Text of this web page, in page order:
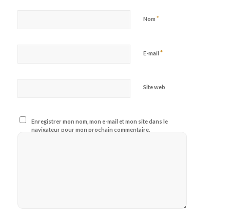
Nom *
E-mail *
Site web
Enregistrer mon nom, mon e-mail et mon site dans le
navigateur pour mon prochain commentaire.